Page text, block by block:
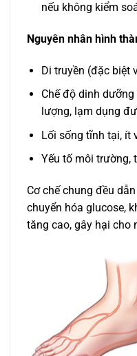
nếu không kiểm
Nguyên nhân hình
Di truyền (đặc biệt
Chế độ dinh
lượng, lạm dụng
Lối sống tĩnh tại, ít
Yếu tố môi trường,
Cơ chế chung đều
chuyển hóa glucose,
tăng cao, gây hại cho